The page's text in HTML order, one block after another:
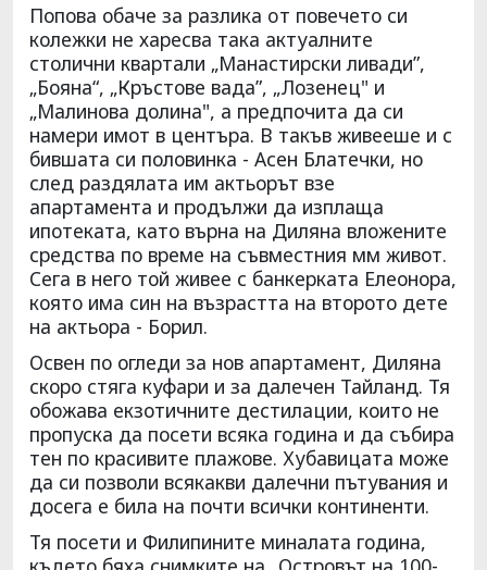
Попова обаче за разлика oт повечето си
колежки не харесва така актуалните
столични квартали „Манастирски ливади”,
„Бояна“, „Кръстове вада”, „Лозенец" и
„Малинова долина", а предпочита да си
намери имот в центъра. В такъв живееше и с
бившата си половинка - Асен Блатечки, но
след раздялата им актьорът взе
апартамента и продължи да изплаща
ипотеката, като върна на Диляна вложените
средства по време на съвместния мм живот.
Сега в него той живее с банкерката Елеонора,
която има син на възрастта на второто дете
на актьора - Борил.
Освен по огледи за нов апартамент, Диляна
скоро стяга куфари и за далечен Тайланд. Тя
обожава екзотичните дестилации, които не
пропуска да посети всяка година и да събира
тен по красивите плажове. Хубавицата може
да си позволи всякакви далечни пътувания и
досега е била на почти всички континенти.
Тя посети и Филипините миналата година,